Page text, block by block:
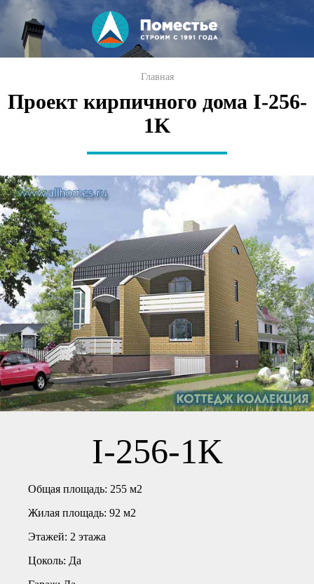
Перейти к
основному
содержанию
Главная
Проект кирпичного дома I-256-
1K
I-256-1K
Общая площадь: 255 м2
Жилая площадь: 92 м2
Этажей: 2 этажа
Цоколь: Да